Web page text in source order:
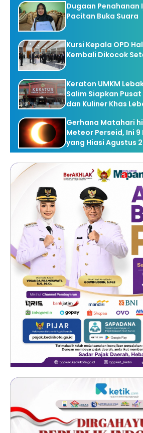
Dugaan Penahanan
Pacitan Buka Suara
Kursi Kepala OPD
Kembali Dikocok
Keraton UMKM
Salim Siapkan
dan Kuliner Khas
Gerhana Matahari
Meteor Perseid, Ini
yang Hiasi Agustus